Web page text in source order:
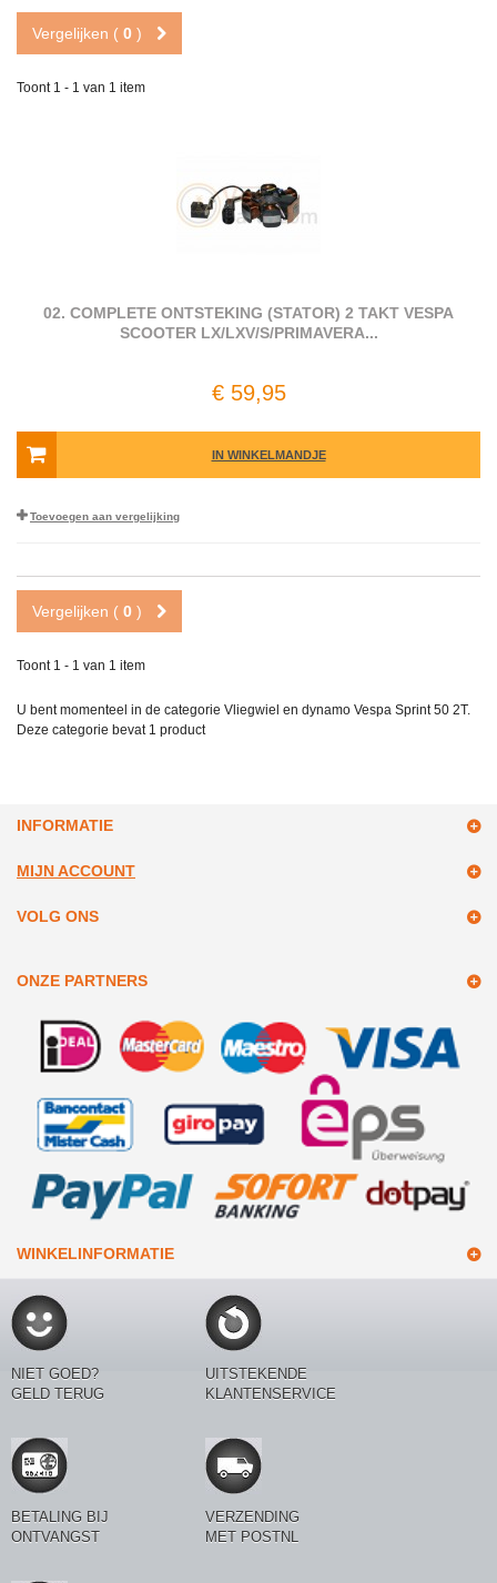
Vergelijken ( 0 )
Toont 1 - 1 van 1 item
02. COMPLETE ONTSTEKING (STATOR) 2 TAKT VESPA
SCOOTER LX/LXV/S/PRIMAVERA...
€ 59,95
IN WINKELMANDJE
Toevoegen aan vergelijking
Vergelijken ( 0 )
Toont 1 - 1 van 1 item
U bent momenteel in de categorie Vliegwiel en dynamo Vespa Sprint 50 2T.
Deze categorie bevat 1 product
INFORMATIE
MIJN ACCOUNT
VOLG ONS
ONZE PARTNERS
WINKELINFORMATIE
NIET GOED?
GELD TERUG
UITSTEKENDE
KLANTENSERVICE
BETALING BIJ
ONTVANGST
VERZENDING
MET POSTNL